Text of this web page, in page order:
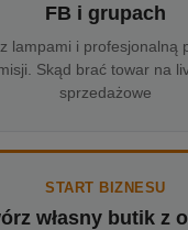
FB i grupach
lampami i profesjonalną
Skąd brać towar na
sprzedażowe
START BIZNESU
własny butik z